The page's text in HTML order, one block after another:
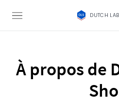
DUTCH
À propos de